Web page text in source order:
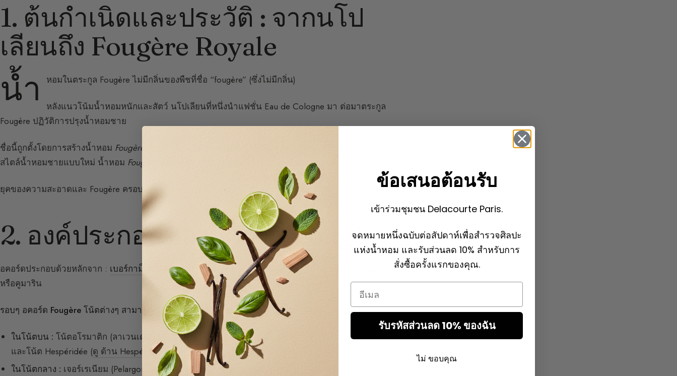
1. ต้นกำเนิดและประวัติ : จากนโป
เลียนถึง Fougère Royale
น้ำ หอมในตระกูล Fougère ไม่มีกลิ่นของพืชที่ชื่อ “fougère” (ซึ่งไม่มีกลิ่น)
หลังแนวโน้มน้ำหอมหนักและสัตว์ นโปเลียนที่หนึ่งนำแฟชั่น Eau de Cologne มา ต่อมาตระกูล
Fougère ปฏิวัติการปรุงน้ำหอมชาย
ชื่อนี้ถูกตั้งโดยการสร้างน้ำหอม Fougère Royale
สไตล์น้ำหอมชายแบบใหม่ น้ำหอม Fougère Royale ได้รับความนิยมมากจาก Guy de Maupassant
ยุคของความสะอาดและ Fougère ครอบงำจนถึงยุค 60 และตระกูลนี้ได้รับการฟื้นฟูในต้นยุค 2010
2. องค์ประกอบของอคอร์ด Fougère
อคอร์ดประกอบด้วยหลักจาก : เบอร์กาม็อต ลาเวนเดอร์ โน้ตกุหลาบ (เจอร์เรเนียม)เวทิเวอร์
มอส ถั่วทอนก้าและ/
หรือคูมาริน
รอบๆ อคอร์ด Fougère โน้ตต่างๆ สามารถเข้ามาในการประสาน :
ในโน้ตบน : โน้ตอโรมาติก (ลาเวนเดอร์ ลาแวนดิน โรสแมรี่ ไทม์ ฤาษีดำ อาร์มัวซ์ คาโมมิล ลอเรล สะระแหน่)
และโน้ต Hespéridée (ดู ด้าน Hespéridée)
ในโน้ตกลาง : เจอร์เรเนียม (Pelargonium rosat กลิ่นกุหลาบ) อคอร์ดคาร์เนชั่น หรือกุหลาบ โน้ตส้มให้โทนทัน
ข้อเสนอต้อนรับ
เข้าร่วมชุมชน Delacourte Paris.
จดหมายหนึ่งฉบับต่อสัปดาห์เพื่อสำรวจศิลปะ
แห่งน้ำหอม และรับส่วนลด 10% สำหรับการ
สั่งซื้อครั้งแรกของคุณ.
Email
รับรหัสส่วนลด 10% ของฉัน
ไม่ ขอบคุณ